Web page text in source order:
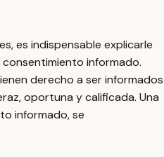
es indispensable explicarle
informado.
derecho a ser informados
oportuna y calificada. Una
informado, se